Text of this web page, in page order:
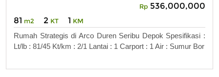
Rp 536,000,000
81 m2 2 KT 1 KM
Rumah Strategis di Arco Duren Seribu Depok Spesifikasi :
Lt/lb : 81/45 Kt/km : 2/1 Lantai : 1 Carport : 1 Air : Sumur Bor